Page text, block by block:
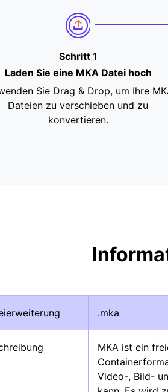
Schritt 1
Laden Sie eine MKA Datei hoch
Sie Drag & Drop, um Ihre
Dateien zu verschieben und zu
konvertieren.
.mka
MKA ist ein
Video-, Bild-